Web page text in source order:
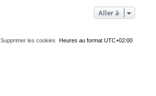
Aller à
Heures au formatUTC+02:00
Supprimer les cookies